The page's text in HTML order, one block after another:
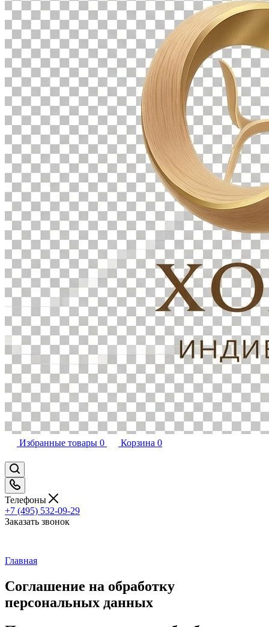
Избранные товары 0 Корзина 0
Телефоны
+7 (495) 532-09-29
Заказать звонок
Главная
Соглашение на обработку
персональных данных